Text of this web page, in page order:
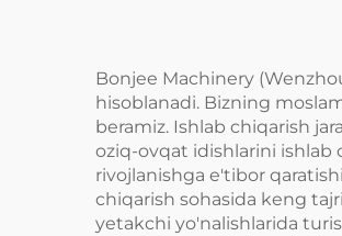
Bonjee Machinery
hisoblanadi. Bizning
beramiz. Ishlab chiqarish
oziq-ovqat idishlarini ishlab
rivojlanishga e'tibor
chiqarish sohasida keng
yetakchi yo'nalishlarida